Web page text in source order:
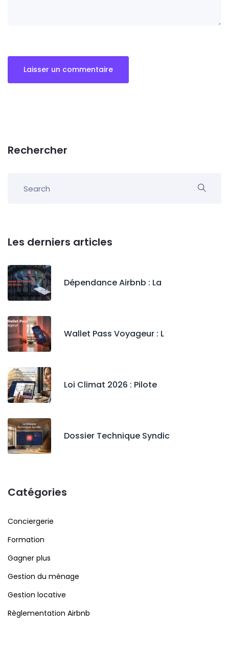
Rechercher
Les derniers articles
Dépendance Airbnb : La
Wallet Pass Voyageur : L
Loi Climat 2026 : Pilote
Dossier Technique Syndic
Catégories
Conciergerie
Formation
Gagner plus
Gestion du ménage
Gestion locative
Règlementation Airbnb